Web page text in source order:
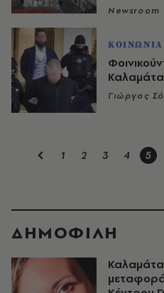
Newsroom
ΚΟΙΝΩΝΙΑ
Γιώργος
1 2 3 4 5
ΔΗΜΟΦΙΛΗ
μεταφορά